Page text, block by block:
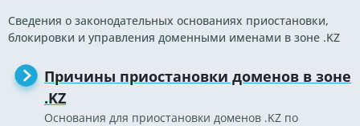
Сведения о законодательных основаниях приостановки,
блокировки и управления доменными именами в зоне .KZ
Причины приостановки доменов в зоне
.KZ
Основания для приостановки доменов .KZ по